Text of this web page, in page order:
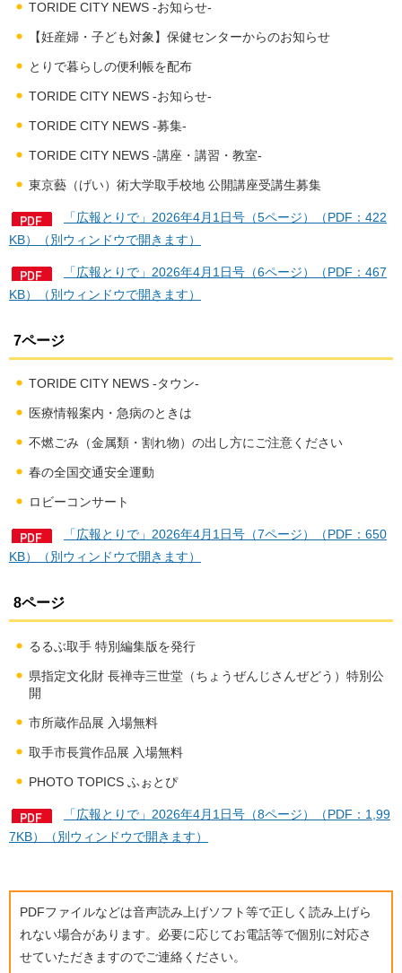
TORIDE CITY NEWS -お知らせ-
【妊産婦・子ども対象】保健センターからのお知らせ
とりで暮らしの便利帳を配布
TORIDE CITY NEWS -お知らせ-
TORIDE CITY NEWS -募集-
TORIDE CITY NEWS -講座・講習・教室-
東京藝（げい）術大学取手校地 公開講座受講生募集
「広報とりで」2026年4月1日号（5ページ）（PDF：422
KB）（別ウィンドウで開きます）
「広報とりで」2026年4月1日号（6ページ）（PDF：467
KB）（別ウィンドウで開きます）
7ページ
TORIDE CITY NEWS -タウン-
医療情報案内・急病のときは
不燃ごみ（金属類・割れ物）の出し方にご注意ください
春の全国交通安全運動
ロビーコンサート
「広報とりで」2026年4月1日号（7ページ）（PDF：650
KB）（別ウィンドウで開きます）
8ページ
るるぶ取手 特別編集版を発行
県指定文化財 長禅寺三世堂（ちょうぜんじさんぜどう）特別公
開
市所蔵作品展 入場無料
取手市長賞作品展 入場無料
PHOTO TOPICS ふぉとぴ
「広報とりで」2026年4月1日号（8ページ）（PDF：1,99
7KB）（別ウィンドウで開きます）
PDFファイルなどは音声読み上げソフト等で正しく読み上げら
れない場合があります。必要に応じてお電話等で個別に対応さ
せていただきますのでご連絡ください。